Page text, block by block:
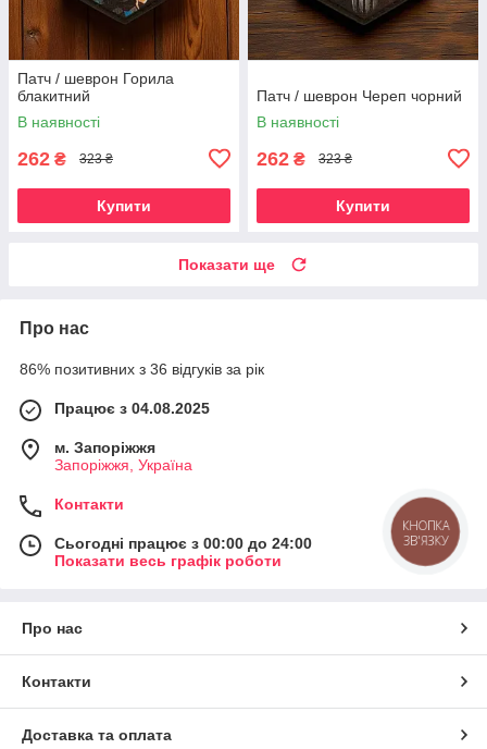
Патч / шеврон Горила
блакитний
В наявності
262 ₴ 323 ₴
Купити
Патч / шеврон Череп чорний
В наявності
262 ₴ 323 ₴
Купити
Показати ще
Про нас
86% позитивних з 36 відгуків за рік
Працює з 04.08.2025
м. Запоріжжя
Запоріжжя, Україна
Контакти
Сьогодні працює з 00:00 до 24:00
Показати весь графік роботи
Про нас
Контакти
Доставка та оплата
КНОПКА
ЗВ'ЯЗКУ